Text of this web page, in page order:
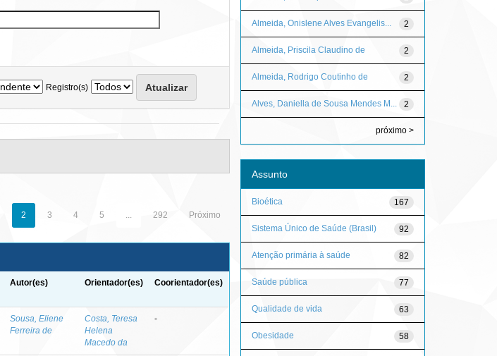
Registro(s)
2 3 4 5 ... 292 Próximo
Autor(es) Orientador(es) Coorientador(es)
Sousa, Eliene
Ferreira de
Costa, Teresa
Helena
Macedo da
-
2
Almeida, Onislene Alves Evangelis...
2
Almeida, Priscila Claudino de
2
Almeida, Rodrigo Coutinho de
2
Alves, Daniella de Sousa Mendes M...
próximo >
Assunto
167
Bioética
92
Sistema Único de Saúde (Brasil)
82
Atenção primária à saúde
77
Saúde pública
63
Qualidade de vida
58
Obesidade